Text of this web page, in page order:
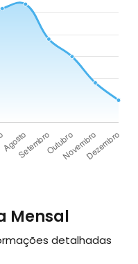
Mensal
detalhadas